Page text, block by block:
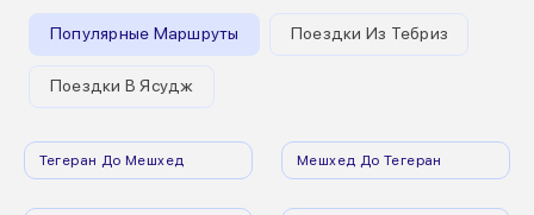
Популярные Маршруты Поездки Из Тебриз
Поездки В Ясудж
Тегеран До Мешхед Мешхед До Тегеран